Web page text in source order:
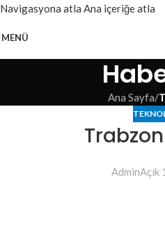
Navigasyona atla Ana içeriğe atla
MENÜ
Ana Sayfa/
AdminAçık